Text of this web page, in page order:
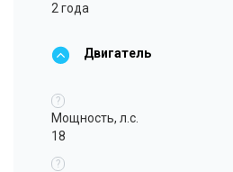
2 года
Двигатель
?
Мощность, л.с.
18
?